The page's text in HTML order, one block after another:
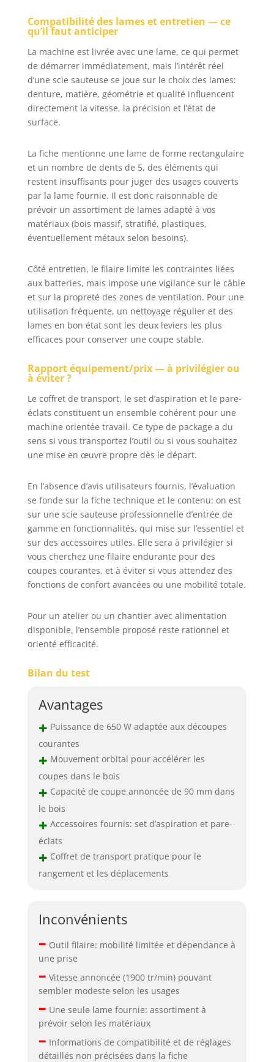
Compatibilité des lames et entretien — ce
qu’il faut anticiper
La machine est livrée avec une lame, ce qui permet
de démarrer immédiatement, mais l’intérêt réel
d’une scie sauteuse se joue sur le choix des lames:
denture, matière, géométrie et qualité influencent
directement la vitesse, la précision et l’état de
surface.
La fiche mentionne une lame de forme rectangulaire
et un nombre de dents de 5, des éléments qui
restent insuffisants pour juger des usages couverts
par la lame fournie. Il est donc raisonnable de
prévoir un assortiment de lames adapté à vos
matériaux (bois massif, stratifié, plastiques,
éventuellement métaux selon besoins).
Côté entretien, le filaire limite les contraintes liées
aux batteries, mais impose une vigilance sur le câble
et sur la propreté des zones de ventilation. Pour une
utilisation fréquente, un nettoyage régulier et des
lames en bon état sont les deux leviers les plus
efficaces pour conserver une coupe stable.
Rapport équipement/prix — à privilégier ou
à éviter ?
Le coffret de transport, le set d’aspiration et le pare-
éclats constituent un ensemble cohérent pour une
machine orientée travail. Ce type de package a du
sens si vous transportez l’outil ou si vous souhaitez
une mise en œuvre propre dès le départ.
En l’absence d’avis utilisateurs fournis, l’évaluation
se fonde sur la fiche technique et le contenu: on est
sur une scie sauteuse professionnelle d’entrée de
gamme en fonctionnalités, qui mise sur l’essentiel et
sur des accessoires utiles. Elle sera à privilégier si
vous cherchez une filaire endurante pour des
coupes courantes, et à éviter si vous attendez des
fonctions de confort avancées ou une mobilité totale.
Pour un atelier ou un chantier avec alimentation
disponible, l’ensemble proposé reste rationnel et
orienté efficacité.
Bilan du test
Avantages
+ Puissance de 650 W adaptée aux découpes
courantes
+ Mouvement orbital pour accélérer les
coupes dans le bois
+ Capacité de coupe annoncée de 90 mm dans
le bois
+ Accessoires fournis: set d’aspiration et pare-
éclats
+ Coffret de transport pratique pour le
rangement et les déplacements
Inconvénients
– Outil filaire: mobilité limitée et dépendance à
une prise
– Vitesse annoncée (1900 tr/min) pouvant
sembler modeste selon les usages
– Une seule lame fournie: assortiment à
prévoir selon les matériaux
– Informations de compatibilité et de réglages
détaillés non précisées dans la fiche